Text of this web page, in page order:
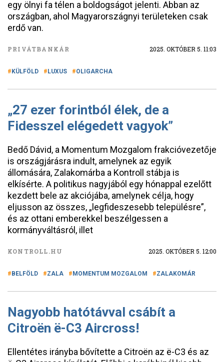
egy ölnyi fa télen a boldogságot jelenti. Abban az
országban, ahol Magyarországnyi területeken csak
erdő van.
PRIVÁTBANKÁR 2025. OKTÓBER 5. 11:03
KÜLFÖLD LUXUS OLIGARCHA
„27 ezer forintból élek, de a
Fidesszel elégedett vagyok”
Bedő Dávid, a Momentum Mozgalom frakcióvezetője
is országjárásra indult, amelynek az egyik
állomására, Zalakomárba a Kontroll stábja is
elkísérte. A politikus nagyjából egy hónappal ezelőtt
kezdett bele az akciójába, amelynek célja, hogy
eljusson az összes, „legfideszesebb településre”,
és az ottani emberekkel beszélgessen a
kormányváltásról, illet
KONTROLL.HU 2025. OKTÓBER 5. 12:00
BELFÖLD ZALA MOMENTUM MOZGALOM ZALAKOMÁR
Nagyobb hatótávval csábít a
Citroën ë-C3 Aircross!
Ellentétes irányba bővítette a Citroën az ë-C3 és az